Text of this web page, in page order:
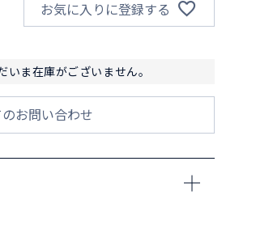
お気に入りに登録する
いま在庫がございません。
お問い合わせ